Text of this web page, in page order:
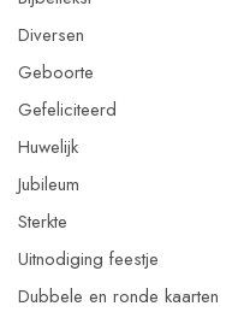
Diversen
Geboorte
Gefeliciteerd
Huwelijk
Jubileum
Sterkte
Uitnodiging feestje
Dubbele en ronde kaarten